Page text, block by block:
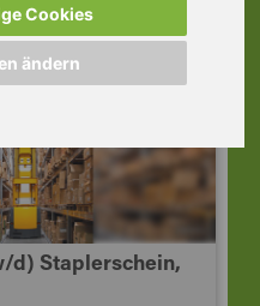
Cookies
ändern
Staplerschein,